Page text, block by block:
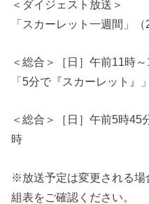
＜ダイジェスト放送＞
「スカーレット一週間」（
＜総合＞［日］午前11時
「5分で『スカーレット』」
＜総合＞［日］午前5時45
時
※放送予定は変更される場
組表をご確認ください。